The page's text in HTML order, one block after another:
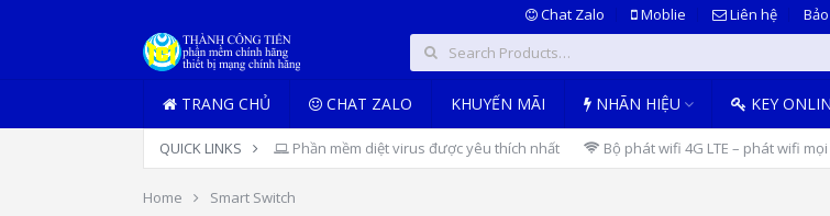
Chat Zalo Moblie Liên hệ
TRANG CHỦ CHAT ZALO KHUYẾN MÃI NHÃN HIỆU KEY
QUICK LINKS Phần mềm diệt virus được yêu thích nhất Bộ phát wifi 4G LTE – phát wifi
Home Smart Switch